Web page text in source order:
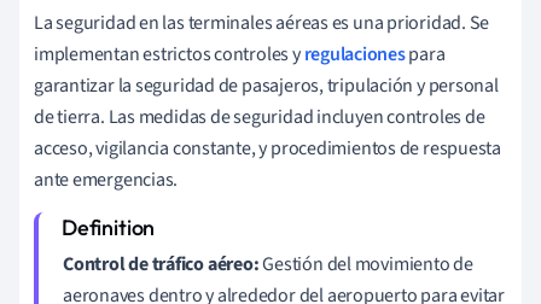
La seguridad en las terminales aéreas es una prioridad. Se
implementan estrictos controles yregulacionespara
garantizar la seguridad de pasajeros, tripulación y personal
de tierra. Las medidas de seguridad incluyen controles de
acceso, vigilancia constante, y procedimientos de respuesta
ante emergencias.
Control de tráfico aéreo:Gestión del movimiento de
aeronaves dentro y alrededor del aeropuerto para evitar